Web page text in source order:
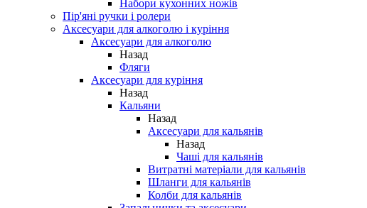
Набори кухонних ножів
Пір'яні ручки і ролери
Аксесуари для алкоголю і куріння
Аксесуари для алкоголю
Назад
Фляги
Аксесуари для куріння
Назад
Кальяни
Назад
Аксесуари для кальянів
Назад
Чаші для кальянів
Витратні матеріали для кальянів
Шланги для кальянів
Колби для кальянів